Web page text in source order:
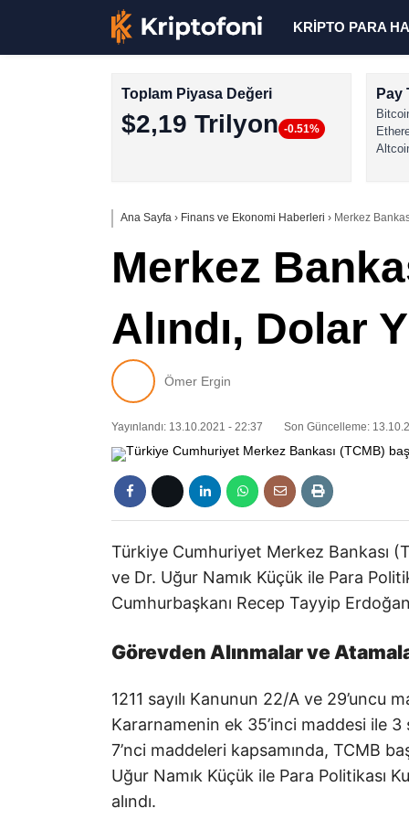
KRİPTO PARA
Toplam Piyasa Değeri
$2,19 Trilyon -0.51%
Pay
Ana Sayfa › Finans ve Ekonomi Haberleri › Merkez
Merkez
Alındı, Dolar
Ömer Ergin
Yayınlandı: 13.10.2021 - 22:37 Son Güncelleme:
Türkiye Cumhuriyet Merkez Bankası
ve Dr. Uğur Namık Küçük ile Para
Cumhurbaşkanı Recep Tayyip
Görevden Alınmalar ve
1211 sayılı Kanunun 22/A ve 29’uncu
Kararnamenin ek 35’inci maddesi ile 3
7’nci maddeleri kapsamında, TCMB
Uğur Namık Küçük ile Para Politikası
alındı.